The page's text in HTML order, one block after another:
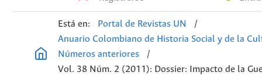
Está en: Portal de Revistas UN
/
Anuario Colombiano de Historia Social y de la
Números anteriores
/
Vol. 38 Núm. 2 (2011): Dossier: Impacto de la